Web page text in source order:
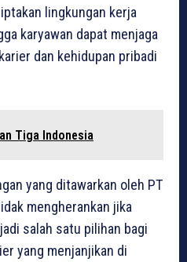
lingkungan kerja
karyawan dapat menjaga
dan kehidupan pribadi
Tiga Indonesia
yang ditawarkan oleh PT
mengherankan jika
salah satu pilihan bagi
yang menjanjikan di